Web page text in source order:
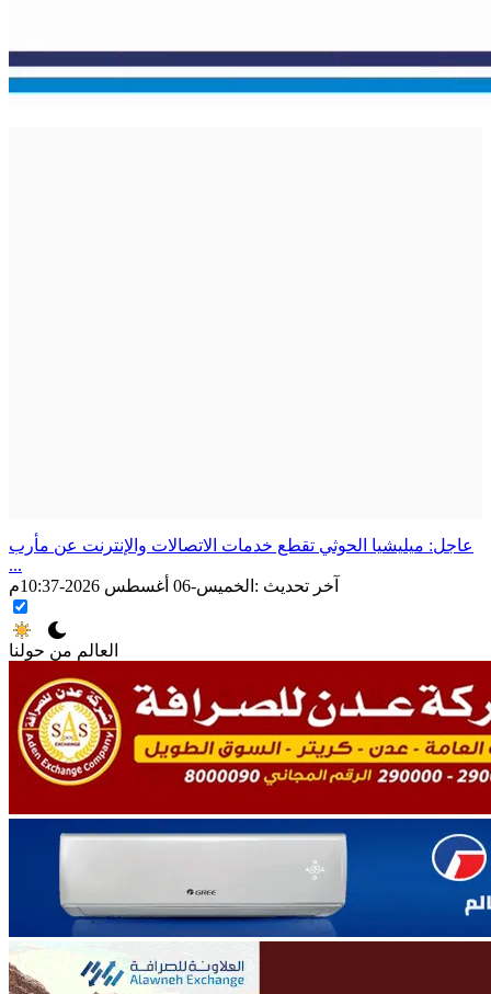
عاجل: ميليشيا الحوثي تقطع خدمات الاتصالات والإنترنت عن مأرب
...
آخر تحديث : الخميس-06 أغسطس 2026-10:37م
العالم من حولنا